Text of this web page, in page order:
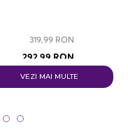
319,99 RON
292,99 RON
VEZI MAI MULTE